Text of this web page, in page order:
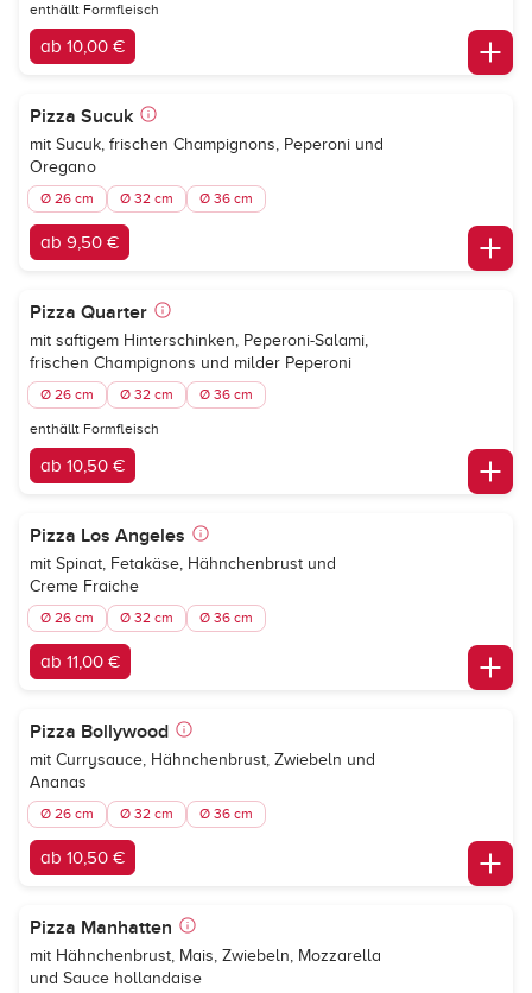
enthällt Formfleisch
ab 10,00 €
Pizza Sucuk
mit Sucuk, frischen Champignons, Peperoni und
Oregano
Ø 26 cm Ø 32 cm Ø 36 cm
ab 9,50 €
Pizza Quarter
mit saftigem Hinterschinken, Peperoni-Salami,
frischen Champignons und milder Peperoni
Ø 26 cm Ø 32 cm Ø 36 cm
enthällt Formfleisch
ab 10,50 €
Pizza Los Angeles
mit Spinat, Fetakäse, Hähnchenbrust und
Creme Fraiche
Ø 26 cm Ø 32 cm Ø 36 cm
ab 11,00 €
Pizza Bollywood
mit Currysauce, Hähnchenbrust, Zwiebeln und
Ananas
Ø 26 cm Ø 32 cm Ø 36 cm
ab 10,50 €
Pizza Manhatten
mit Hähnchenbrust, Mais, Zwiebeln, Mozzarella
und Sauce hollandaise